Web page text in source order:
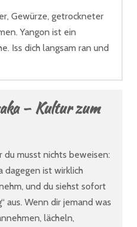
Gewürze, getrockneter
Yangon ist ein
Iss dich langsam ran und
– Kultur zum
du musst nichts beweisen:
dagegen ist wirklich
und du siehst sofort
aus. Wenn dir jemand was
lächeln,